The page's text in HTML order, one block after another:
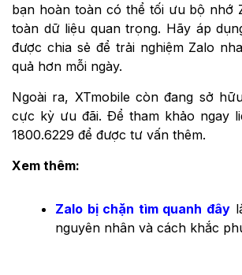
bạn hoàn toàn có thể tối ưu bộ nhớ
toàn dữ liệu quan trọng. Hãy áp
được chia sẻ để trải nghiệm Zalo
quả hơn mỗi ngày.
Ngoài ra, XTmobile còn đang sở
cực kỳ ưu đãi. Để tham khảo ngay
1800.6229 để được tư vấn thêm.
Xem thêm:
Zalo bị chặn tìm quanh đây
nguyên nhân và cách khắc